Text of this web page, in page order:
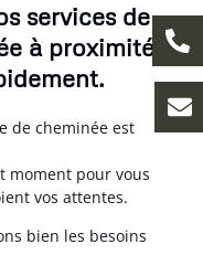
services de
à proximité,
de cheminée est
moment pour vous
vos attentes.
bien les besoins